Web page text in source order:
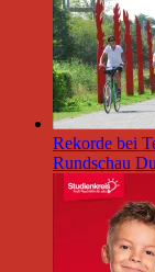
Rekorde bei
Rundschau